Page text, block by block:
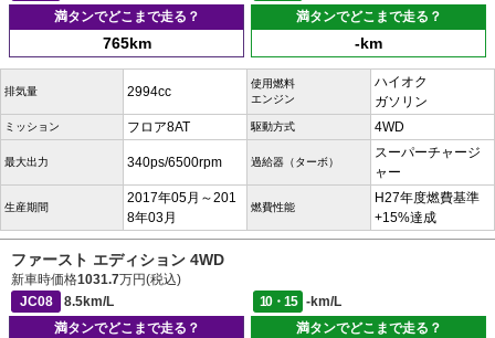
満タンでどこまで走る？
765km
満タンでどこまで走る？
-km
排気量 2994cc
使用燃料
エンジン
ハイオク
ガソリン
ミッション フロア8AT 駆動方式 4WD
最大出力 340ps/6500rpm 過給器（ターボ）
スーパーチャージ
ャー
生産期間
2017年05月～201
8年03月
燃費性能
H27年度燃費基準
+15%達成
ファースト エディション 4WD
新車時価格1031.7万円(税込)
JC08
8.5km/L 10・15
-km/L
満タンでどこまで走る？
満タンでどこまで走る？